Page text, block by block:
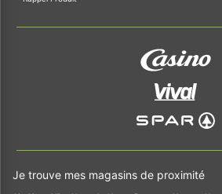
Je trouve mes magasins de proximité